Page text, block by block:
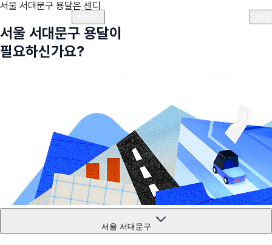
서울 서대문구 용달은 센디
서울 서대문구 용달이
필요하신가요?
서울 서대문구